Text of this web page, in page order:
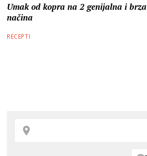
Umak od kopra na 2 genijalna i brza
načina
RECEPTI